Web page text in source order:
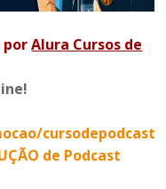
porAlura Cursos de
cursodepodcast
de Podcast